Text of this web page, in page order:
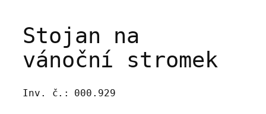
Stojan na
vánoční stromek
Inv. č.: 000.929